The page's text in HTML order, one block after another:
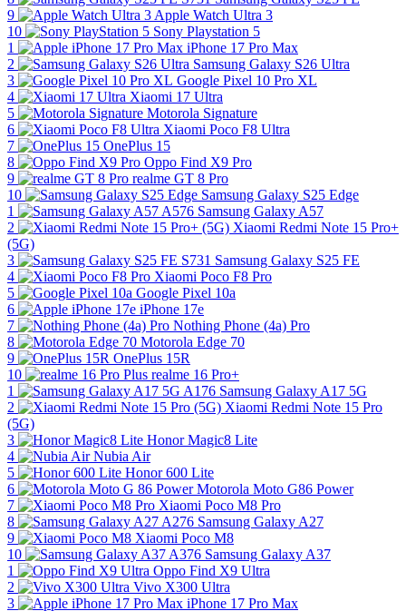
9
Apple Watch Ultra 3
10
Sony Playstation 5
1
iPhone 17 Pro Max
2
Samsung Galaxy S26 Ultra
3
Google Pixel 10 Pro XL
4
Xiaomi 17 Ultra
5
Motorola Signature
6
Xiaomi Poco F8 Ultra
7
OnePlus 15
8
Oppo Find X9 Pro
9
realme GT 8 Pro
10
Samsung Galaxy S25 Edge
1
Samsung Galaxy A57
2
Xiaomi Redmi Note 15 Pro+
(5G)
3
Samsung Galaxy S25 FE
4
Xiaomi Poco F8 Pro
5
Google Pixel 10a
6
iPhone 17e
7
Nothing Phone (4a) Pro
8
Motorola Edge 70
9
OnePlus 15R
10
realme 16 Pro+
1
Samsung Galaxy A17 5G
2
Xiaomi Redmi Note 15 Pro
(5G)
3
Honor Magic8 Lite
4
Nubia Air
5
Honor 600 Lite
6
Motorola Moto G86 Power
7
Xiaomi Poco M8 Pro
8
Samsung Galaxy A27
9
Xiaomi Poco M8
10
Samsung Galaxy A37
1
Oppo Find X9 Ultra
2
Vivo X300 Ultra
3
iPhone 17 Pro Max